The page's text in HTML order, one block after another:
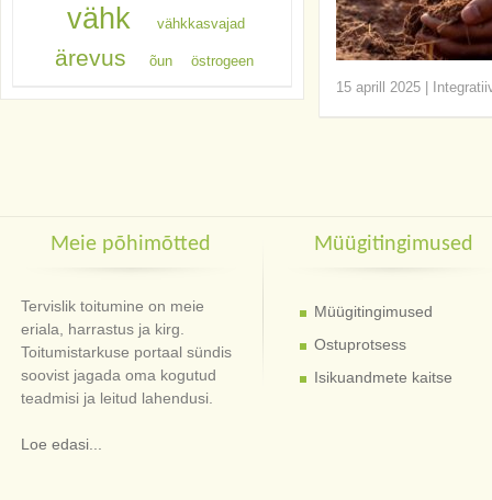
15 aprill 2025
vähk vähkkasvajad
ärevus õun östrogeen
Meie põhimõtted
Tervislik toitumine on meie
eriala, harrastus ja kirg.
Toitumistarkuse portaal sündis
soovist jagada oma kogutud
teadmisi ja leitud lahendusi.
Loe edasi...
Müügitingimused
Müügitingimused
Ostuprotsess
Isikuandmete kaitse